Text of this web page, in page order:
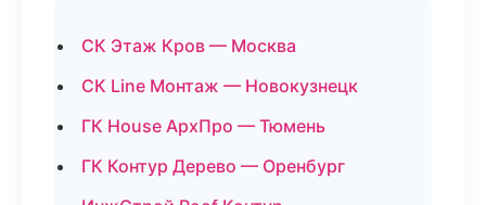
СК Этаж Кров — Москва
СК Line Монтаж — Новокузнецк
ГК House АрхПро — Тюмень
ГК Контур Дерево — Оренбург